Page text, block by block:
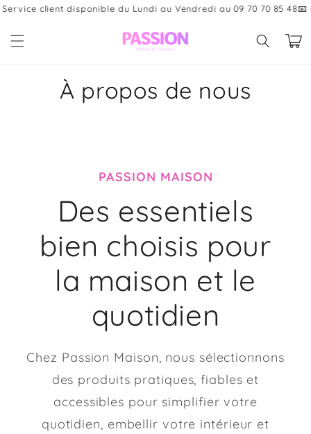
et
passer
contenu
client disponible du Lundi au Vendredi au 09 70 70 85 48📧
Panier
À propos de nous
PASSION MAISON
Des essentiels
bien choisis pour
la maison et le
quotidien
Chez Passion Maison, nous sélectionnons
des produits pratiques, fiables et
accessibles pour simplifier votre
quotidien, embellir votre intérieur et